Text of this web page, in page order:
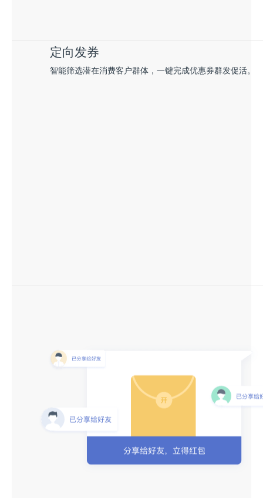
定向发券
智能筛选潜在消费客户群体，一键完成优惠券群发促活。